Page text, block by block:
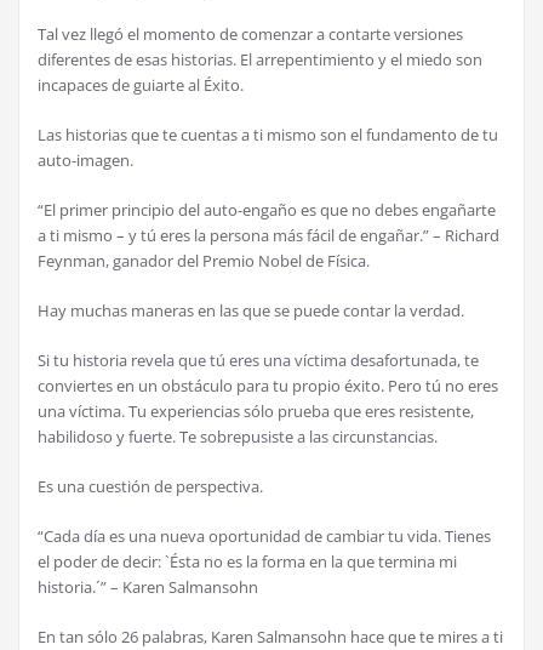
Tal vez llegó el momento de comenzar a contarte versiones
diferentes de esas historias. El arrepentimiento y el miedo son
incapaces de guiarte al Éxito.
Las historias que te cuentas a ti mismo son el fundamento de tu
auto-imagen.
“El primer principio del auto-engaño es que no debes engañarte
a ti mismo – y tú eres la persona más fácil de engañar.” – Richard
Feynman, ganador del Premio Nobel de Física.
Hay muchas maneras en las que se puede contar la verdad.
Si tu historia revela que tú eres una víctima desafortunada, te
conviertes en un obstáculo para tu propio éxito. Pero tú no eres
una víctima. Tu experiencias sólo prueba que eres resistente,
habilidoso y fuerte. Te sobrepusiste a las circunstancias.
Es una cuestión de perspectiva.
“Cada día es una nueva oportunidad de cambiar tu vida. Tienes
el poder de decir: `Ésta no es la forma en la que termina mi
historia.´” – Karen Salmansohn
En tan sólo 26 palabras, Karen Salmansohn hace que te mires a ti